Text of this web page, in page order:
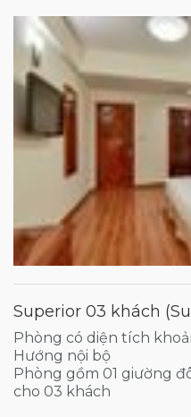
Superior 03 khách
Phòng có diện tích
Hướng nội bộ
Phòng gồm 01 giường
cho 03 khách